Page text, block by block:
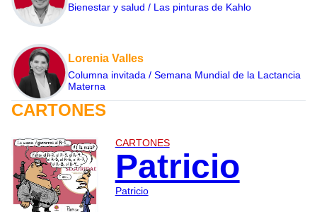
Bienestar y salud / Las pinturas de Kahlo
Lorenia Valles
Columna invitada / Semana Mundial de la Lactancia
Materna
CARTONES
CARTONES
Patricio
Patricio